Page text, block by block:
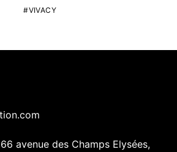
VIVACY
avenue des Champs Elysées,